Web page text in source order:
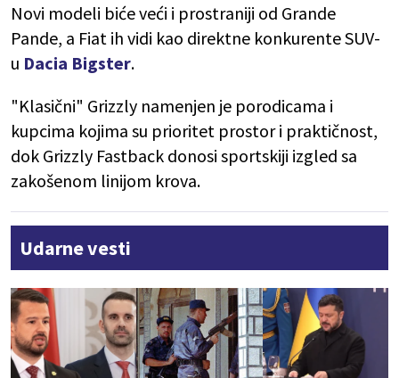
Novi modeli biće veći i prostraniji od Grande
Pande, a Fiat ih vidi kao direktne konkurente SUV-
u Dacia Bigster.
"Klasični" Grizzly namenjen je porodicama i
kupcima kojima su prioritet prostor i praktičnost,
dok Grizzly Fastback donosi sportskiji izgled sa
zakošenom linijom krova.
Udarne vesti